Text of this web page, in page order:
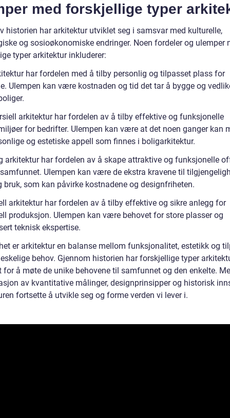
med forskjellige typer
historien har arkitektur utviklet seg i samsvar med kulturelle,
og sosioøkonomiske endringer. Noen fordeler og ulemper
typer arkitektur inkluderer:
har fordelen med å tilby personlig og tilpasset plass for
Ulempen kan være kostnaden og tid det tar å bygge og
arkitektur har fordelen av å tilby effektive og funksjonelle
for bedrifter. Ulempen kan være at det noen ganger kan
og estetiske appell som finnes i boligarkitektur.
arkitektur har fordelen av å skape attraktive og funksjonelle
Ulempen kan være de ekstra kravene til
som kan påvirke kostnadene og designfriheten.
arkitektur har fordelen av å tilby effektive og sikre anlegg for
produksjon. Ulempen kan være behovet for store plasser og
teknisk ekspertise.
er arkitektur en balanse mellom funksjonalitet, estetikk og
behov. Gjennom historien har forskjellige typer
for å møte de unike behovene til samfunnet og den enkelte.
av kvantitative målinger, designprinsipper og historisk
fortsette å utvikle seg og forme verden vi lever i.